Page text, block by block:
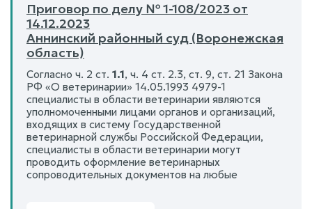
Приговор по делу № 1-108/2023 от
14.12.2023
Аннинский районный суд (Воронежская
область)
Согласно ч. 2 ст. 1.1, ч. 4 ст. 2.3, ст. 9, ст. 21 Закона
РФ «О ветеринарии» 14.05.1993 4979-1
специалисты в области ветеринарии являются
уполномоченными лицами органов и организаций,
входящих в систему Государственной
ветеринарной службы Российской Федерации,
специалисты в области ветеринарии могут
проводить оформление ветеринарных
сопроводительных документов на любые